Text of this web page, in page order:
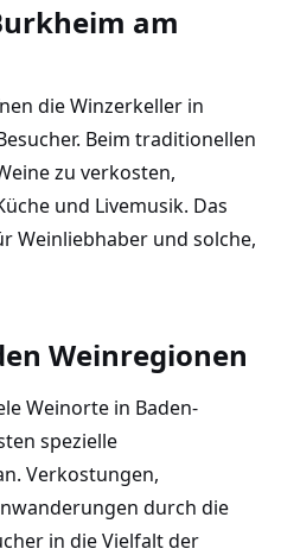
am
die Winzerkeller in
Beim traditionellen
zu verkosten,
und Livemusik. Das
Weinliebhaber und solche,
Weinregionen
Weinorte in Baden-
spezielle
Verkostungen,
durch die
in die Vielfalt der